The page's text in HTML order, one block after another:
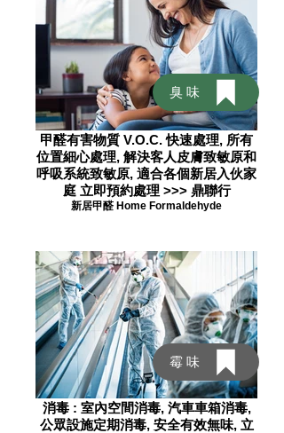
甲醛有害物質 V.O.C. 快速處理, 所有
位置細心處理, 解決客人皮膚致敏原和
呼吸系統致敏原, 適合各個新居入伙家
庭 立即預約處理 >>> 鼎聯行
新居甲醛 Home Formaldehyde
消毒 : 室內空間消毒, 汽車車箱消毒,
公眾設施定期消毒, 安全有效無味, 立
臭味
霉味